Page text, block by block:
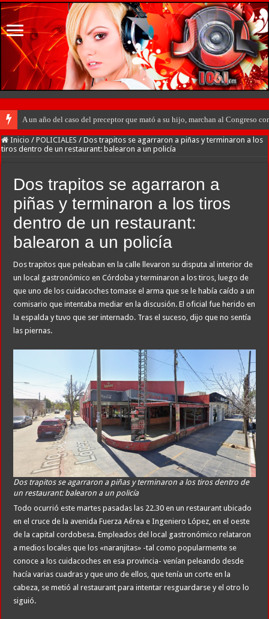
A un año del caso del preceptor que mató a su hijo, marchan al Congreso
Inicio / POLICIALES / Dos trapitos se agarraron a piñas y terminaron a los
tiros dentro de un restaurant: balearon a un policía
Dos trapitos se agarraron a
piñas y terminaron a los tiros
dentro de un restaurant:
balearon a un policía
Dos trapitos que peleaban en la calle llevaron su disputa al interior de
un local gastronómico en Córdoba y terminaron a los tiros, luego de
que uno de los cuidacoches tomase el arma que se le había caído a un
comisario que intentaba mediar en la discusión. El oficial fue herido en
la espalda y tuvo que ser internado. Tras el suceso, dijo que no sentía
las piernas.
Dos trapitos se agarraron a piñas y terminaron a los tiros dentro de
un restaurant: balearon a un policía
Todo ocurrió este martes pasadas las 22.30 en un restaurant ubicado
en el cruce de la avenida Fuerza Aérea e Ingeniero López, en el oeste
de la capital cordobesa. Empleados del local gastronómico relataron
a medios locales que los «naranjitas» -tal como popularmente se
conoce a los cuidacoches en esa provincia- venían peleando desde
hacía varias cuadras y que uno de ellos, que tenía un corte en la
cabeza, se metió al restaurant para intentar resguardarse y el otro lo
siguió.